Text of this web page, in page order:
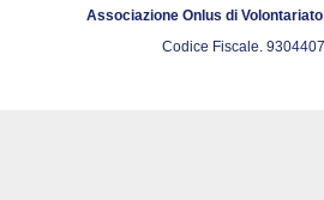
Associazione Onlus di
Codice Fiscale.